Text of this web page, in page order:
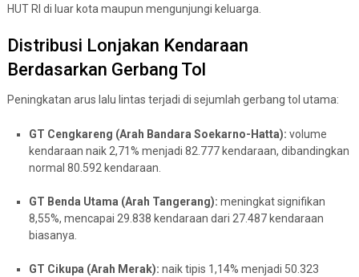
HUT RI di luar kota maupun mengunjungi keluarga.
Distribusi Lonjakan Kendaraan
Berdasarkan Gerbang Tol
Peningkatan arus lalu lintas terjadi di sejumlah gerbang tol utama:
GT Cengkareng (Arah Bandara Soekarno-Hatta): volume
kendaraan naik 2,71% menjadi 82.777 kendaraan, dibandingkan
normal 80.592 kendaraan.
GT Benda Utama (Arah Tangerang): meningkat signifikan
8,55%, mencapai 29.838 kendaraan dari 27.487 kendaraan
biasanya.
GT Cikupa (Arah Merak): naik tipis 1,14% menjadi 50.323